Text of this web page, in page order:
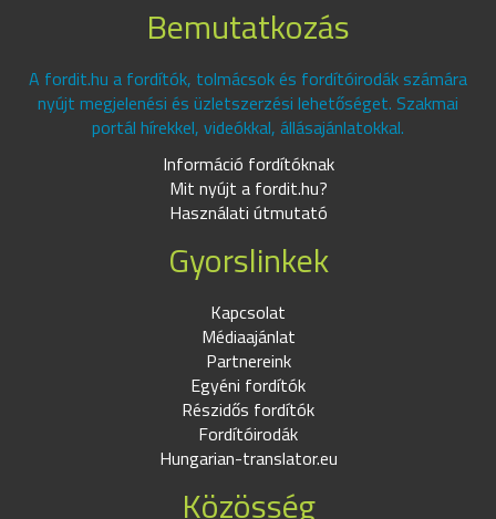
Bemutatkozás
A fordit.hu a fordítók, tolmácsok és fordítóirodák számára
nyújt megjelenési és üzletszerzési lehetőséget. Szakmai
portál hírekkel, videókkal, állásajánlatokkal.
Információ fordítóknak
Mit nyújt a fordit.hu?
Használati útmutató
Gyorslinkek
Kapcsolat
Médiaajánlat
Partnereink
Egyéni fordítók
Részidős fordítók
Fordítóirodák
Hungarian-translator.eu
Közösség